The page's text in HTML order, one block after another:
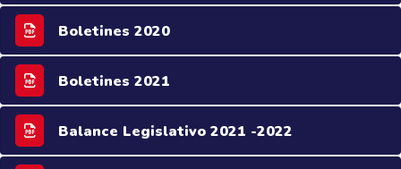
Boletines 2020
Boletines 2021
Balance Legislativo 2021 -2022